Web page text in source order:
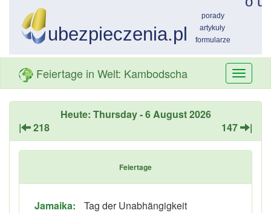
Feiertage in Welt: Kambodscha
Heute: Thursday - 6 August 2026
|
218 147 |
Feiertage
Jamaika: Tag der Unabhängigkeit